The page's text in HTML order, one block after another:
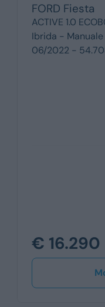
FORD Fiesta
ACTIVE 1.0
Ibrida - Manuale
06/2022 -
€ 16.290